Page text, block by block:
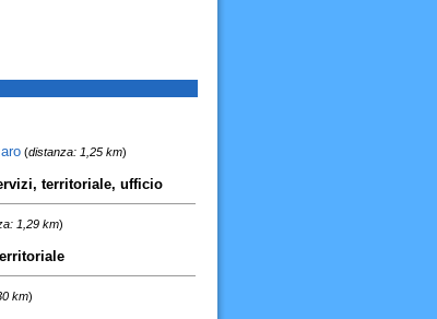
(distanza: 1,25 km)
territoriale, ufficio
1,29 km)
km)